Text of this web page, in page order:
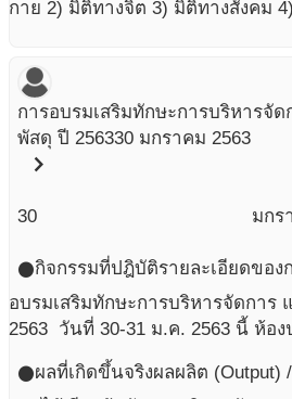
กาย 2) มิติทางจิต 3) มิติทางสังคม
การอบรมเสริมทักษะการบริหารจั
พัสดุ ปี 256330 มกราคม 2563
chevron_right
30 มกร
circleกิจกรรมที่ปฎิบัติรายละเอียดขอ
อบรมเสริมทักษะการบริหารจัดกา
2563 วันที่ 30-31 ม.ค. 2563 นี้ ห้อ
circleผลที่เกิดขึ้นจริงผลผลิต (Output)